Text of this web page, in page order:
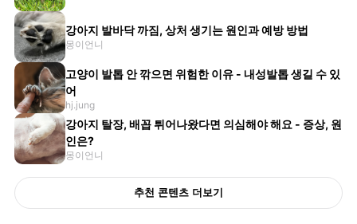
강아지 발바닥 까짐, 상처 생기는 원인과 예방 방법
몽이언니
고양이 발톱 안 깎으면 위험한 이유 - 내성발톱 생길 수 있
어
hj.jung
강아지 탈장, 배꼽 튀어나왔다면 의심해야 해요 - 증상, 원
인은?
몽이언니
추천 콘텐츠 더보기